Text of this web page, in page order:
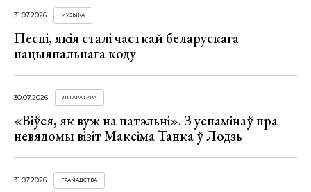
31.07.2026 МУЗЫКА
Песні, якія сталі часткай беларускага
нацыянальнага коду
30.07.2026 ЛІТАРАТУРА
«Віўся, як вуж на патэльні». З успамінаў пра
невядомы візіт Максіма Танка ў Лодзь
31.07.2026 ГРАМАДСТВА